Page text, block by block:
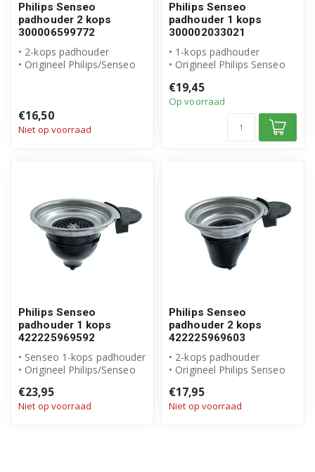
Philips Senseo
padhouder 2 kops
300006599772
• 2-kops padhouder
• Origineel Philips/Senseo
€16,50
Niet op voorraad
Philips Senseo
padhouder 1 kops
300002033021
• 1-kops padhouder
• Origineel Philips Senseo
300002033021
€19,45
Op voorraad
Philips Senseo
padhouder 1 kops
422225969592
• Senseo 1-kops padhouder
• Origineel Philips/Senseo
• Artikelnummer: ...
€23,95
Niet op voorraad
Philips Senseo
padhouder 2 kops
422225969603
• 2-kops padhouder
• Origineel Philips Senseo
• Artikelnummer: 4222259...
€17,95
Niet op voorraad